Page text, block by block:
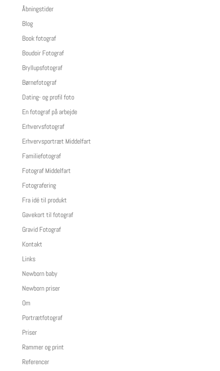
Åbningstider
Blog
Book fotograf
Boudoir Fotograf
Bryllupsfotograf
Børnefotograf
Dating- og profil foto
En fotograf på arbejde
Erhvervsfotograf
Erhvervsportræt Middelfart
Familiefotograf
Fotograf Middelfart
Fotografering
Fra idé til produkt
Gavekort til fotograf
Gravid Fotograf
Kontakt
Links
Newborn baby
Newborn priser
Om
Portrætfotograf
Priser
Rammer og print
Referencer